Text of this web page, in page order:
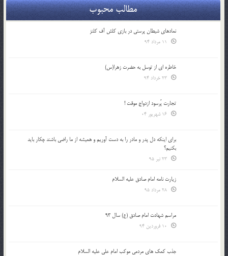
مطالب محبوب
نمادهای شیطان پرستی در بازی کلش آف کلنز
خاطره ای از توسل به حضرت زهرا(س)
تجارت پُرسود ازدواج موقت !
براي اينكه دل پدر و مادر را به دست آوريم و هميشه از ما راضي باشند چكار بايد
بكنيم؟
زیارت نامه امام صادق علیه السلام
مراسم شهادت امام صادق (ع) سال 93
جذب کمک های مردمی موکب امام علی علیه السلام